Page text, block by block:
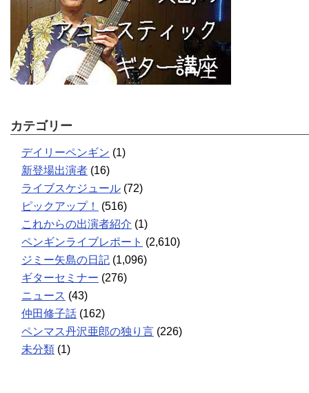
カテゴリー
デイリーペンギン (1)
新登場出演者 (16)
ライブスケジュール (72)
ピックアップ！
(516)
これからの出演者紹介 (1)
ペンギンライブレポート (2,610)
ジミー矢島の日記 (1,096)
ギターセミナー (276)
ニュース (43)
仲田修子話 (162)
ペンマス丹沢亜郎の独り言 (226)
未分類 (1)